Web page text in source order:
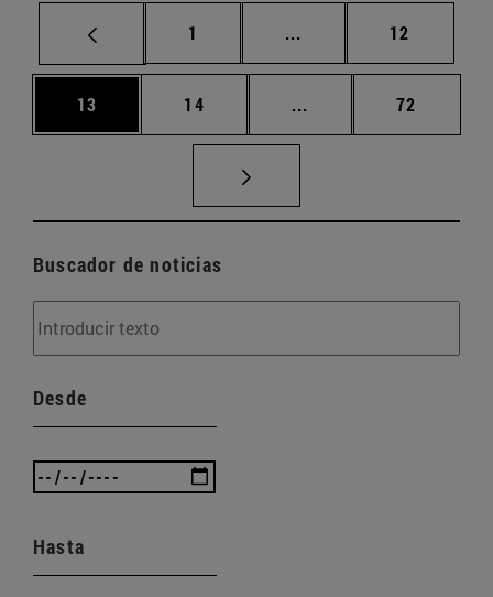
Página
1 ... Páginas intermedias
Página
12
Página
13 Página
14 ... Páginas intermedias
Página
72
Buscador de noticias
Desde
Hasta